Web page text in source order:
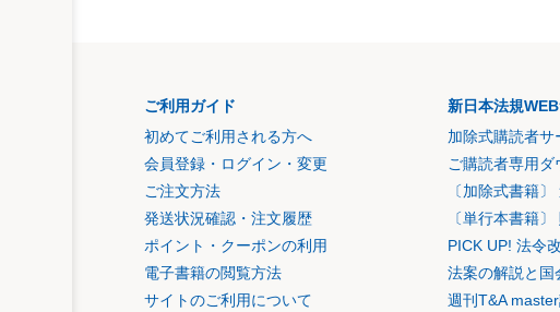
ご利用ガイド
初めてご利用される方へ
会員登録・ログイン・変更
ご注文方法
発送状況確認・注文履歴
ポイント・クーポンの利用
電子書籍の閲覧方法
サイトのご利用について
新日本法規
加除式購読者サ
ご購読者専用ダ
〔加除式書籍
〔単行本書籍
PICK UP! 法令
法案の解説と国
週刊T&A